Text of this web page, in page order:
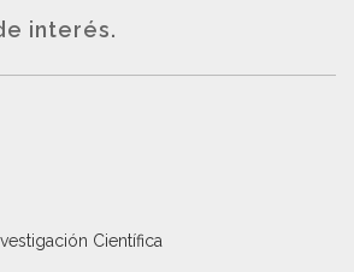
interés.
Científica